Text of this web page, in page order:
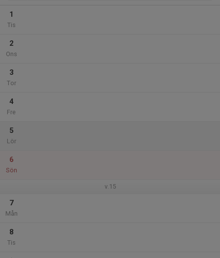
1
Tis
2
Ons
3
Tor
4
Fre
5
Lör
6
Sön
v.15
7
Mån
8
Tis